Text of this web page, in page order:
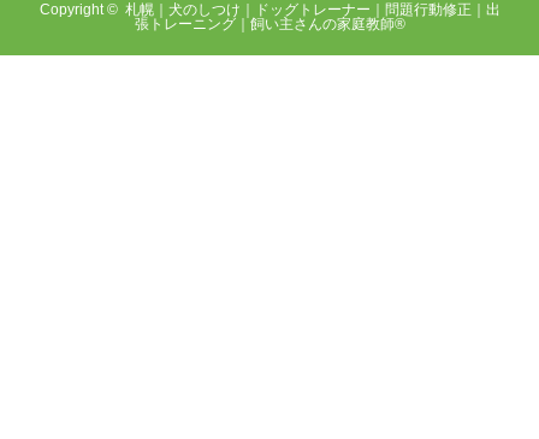
Copyright © 札幌｜犬のしつけ｜ドッグトレーナー｜問題行動修正｜出
張トレーニング｜飼い主さんの家庭教師®️